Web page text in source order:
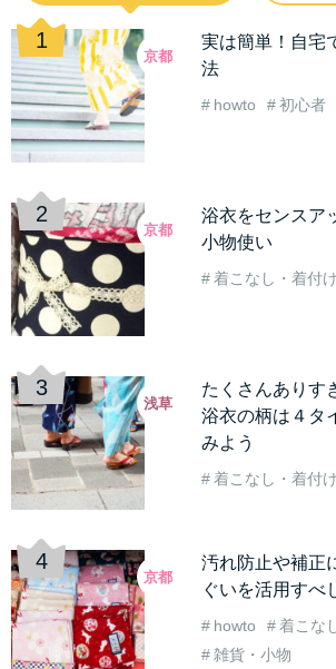
実は簡単！自宅
法
howto 初心者
京都
浴衣をセンスア
小物使い
着こなし・着付け
京都
たくさんありす
浴衣の柄は４タ
みよう
着こなし・着付け
浅草
汚れ防止や補正
ぐいを活用すべ
howto
着こな
雑貨・小物
京都